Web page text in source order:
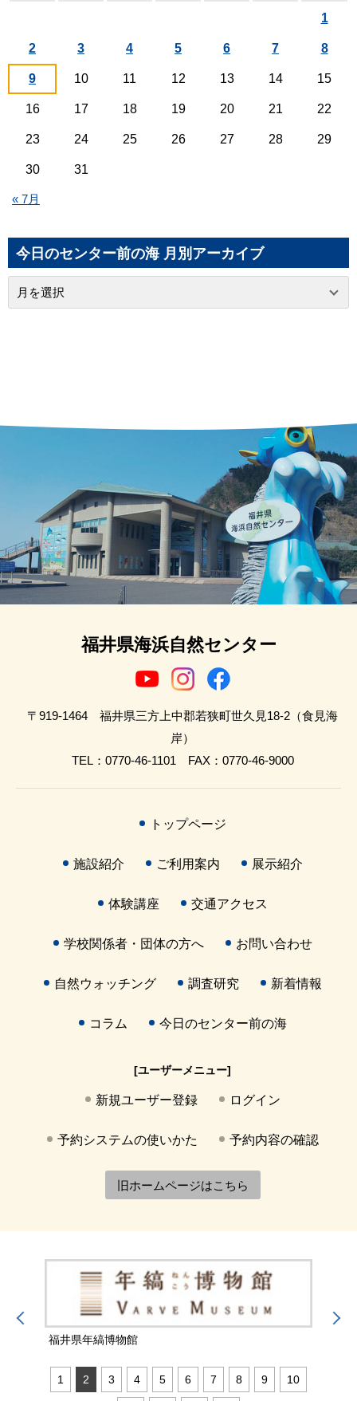
« 7月
1
2 3 4 5 6 7 8
9 10 11 12 13 14 15
16 17 18 19 20 21 22
23 24 25 26 27 28 29
30 31
今日のセンター前の海 月別アーカイブ
福井県海浜自然センター
〒919-1464 福井県三方上中郡若狭町世久見18-2（食見海
岸）
TEL：0770-46-1101 FAX：0770-46-9000
トップページ
施設紹介 ご利用案内 展示紹介
体験講座 交通アクセス
学校関係者・団体の方へ お問い合わせ
自然ウォッチング 調査研究 新着情報
コラム 今日のセンター前の海
[ユーザーメニュー]
新規ユーザー登録 ログイン
予約システムの使いかた 予約内容の確認
旧ホームページはこちら
福井県年縞博物館
1 2 3 4 5 6 7 8 9 10